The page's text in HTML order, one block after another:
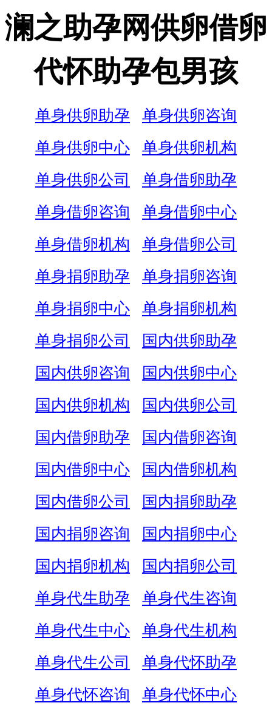
澜之助孕网供卵借卵
代怀助孕包男孩
单身供卵助孕
单身供卵咨询
单身供卵中心
单身供卵机构
单身供卵公司
单身借卵助孕
单身借卵咨询
单身借卵中心
单身借卵机构
单身借卵公司
单身捐卵助孕
单身捐卵咨询
单身捐卵中心
单身捐卵机构
单身捐卵公司
国内供卵助孕
国内供卵咨询
国内供卵中心
国内供卵机构
国内供卵公司
国内借卵助孕
国内借卵咨询
国内借卵中心
国内借卵机构
国内借卵公司
国内捐卵助孕
国内捐卵咨询
国内捐卵中心
国内捐卵机构
国内捐卵公司
单身代生助孕
单身代生咨询
单身代生中心
单身代生机构
单身代生公司
单身代怀助孕
单身代怀咨询
单身代怀中心